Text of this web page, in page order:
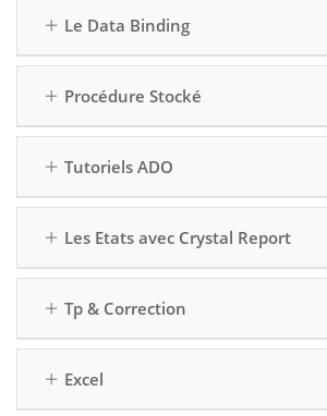
Le Data Binding
Procédure Stocké
Tutoriels ADO
Les Etats avec Crystal Report
Tp & Correction
Excel